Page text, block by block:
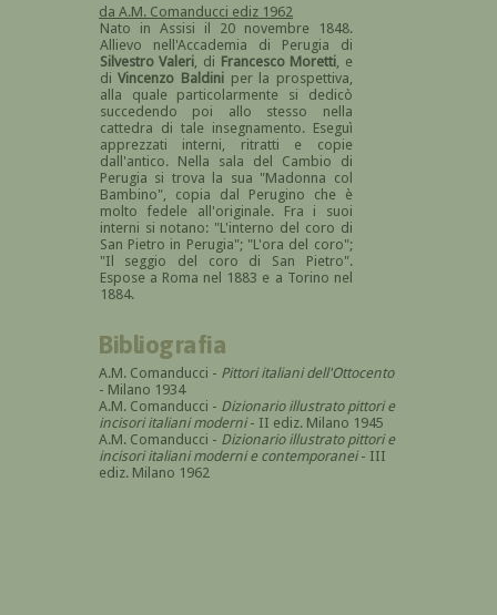
da A.M. Comanducci ediz 1962
Nato in Assisi il 20 novembre 1848.
Allievo nell'Accademia di Perugia di
Silvestro Valeri, di Francesco Moretti, e
diVincenzo Baldini per la prospettiva,
alla quale particolarmente si dedicò
succedendo poi allo stesso nella
cattedra di tale insegnamento. Eseguì
apprezzati interni, ritratti e copie
dall'antico. Nella sala del Cambio di
Perugia si trova la sua "Madonna col
Bambino", copia dal Perugino che è
molto fedele all'originale. Fra i suoi
interni si notano: "L'interno del coro di
San Pietro in Perugia"; "L'ora del coro";
"Il seggio del coro di San Pietro".
Espose a Roma nel 1883 e a Torino nel
1884.
Bibliografia
A.M. Comanducci - Pittori italiani dell'Ottocento
- Milano 1934
A.M. Comanducci - Dizionario illustrato pittori e
incisori italiani moderni- II ediz. Milano 1945
A.M. Comanducci - Dizionario illustrato pittori e
incisori italiani moderni e contemporanei- III
ediz. Milano 1962